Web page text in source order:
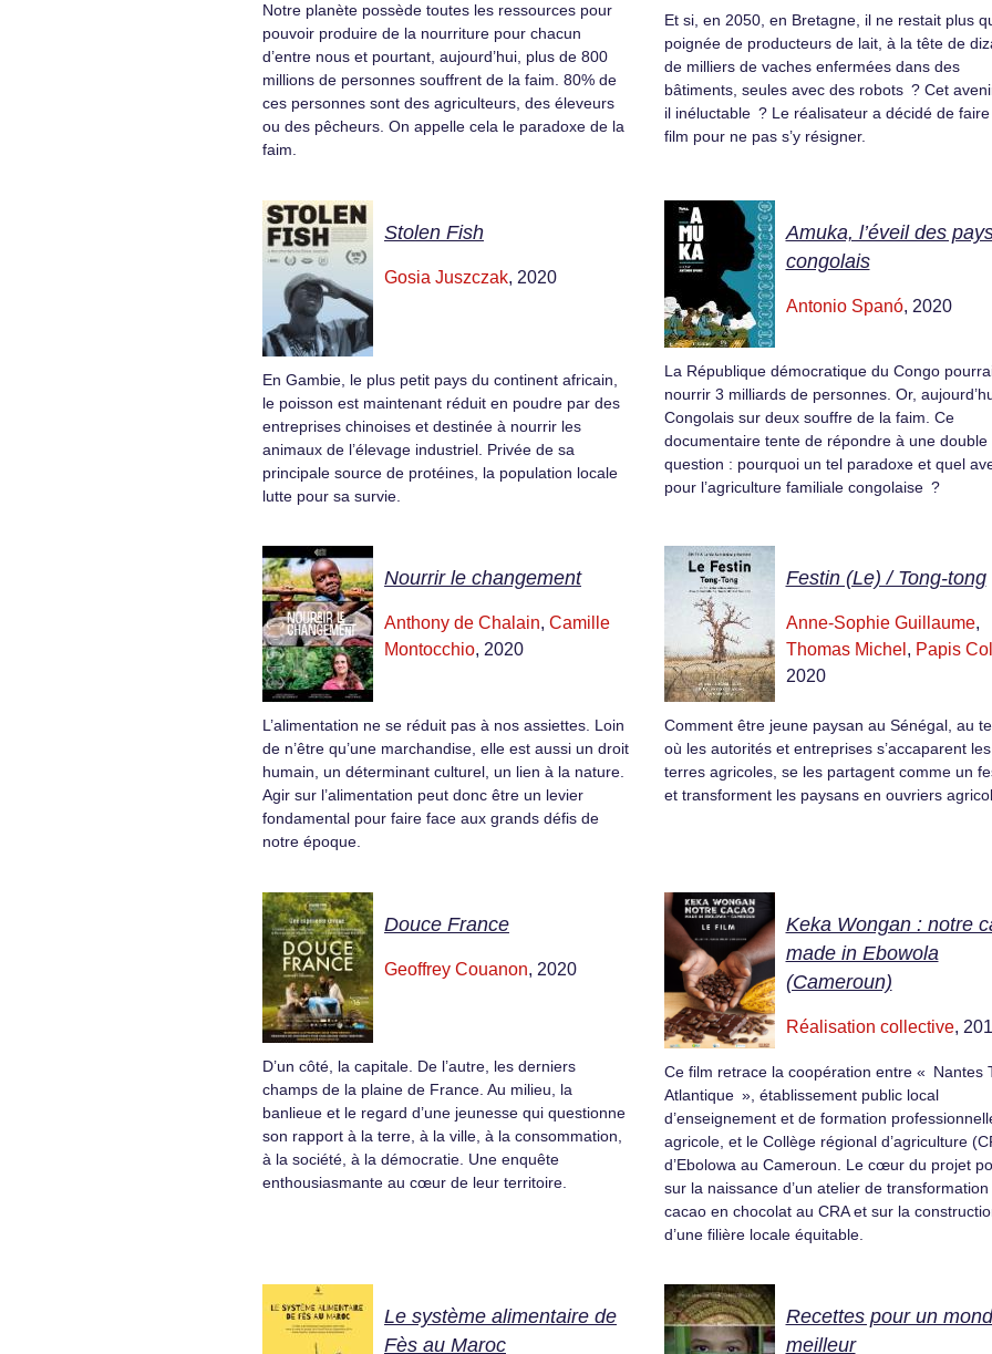
Notre planète possède toutes les ressources pour
pouvoir produire de la nourriture pour chacun
d’entre nous et pourtant, aujourd’hui, plus de 800
millions de personnes souffrent de la faim. 80% de
ces personnes sont des agriculteurs, des éleveurs
ou des pêcheurs. On appelle cela le paradoxe de la
faim.
Et si, en 2050, en Bretagne, il ne restait plus
poignée de producteurs de lait, à la tête de
de milliers de vaches enfermées dans des
bâtiments, seules avec des robots ? Cet
il inéluctable ? Le réalisateur a décidé de
film pour ne pas s’y résigner.
Stolen Fish
Gosia Juszczak, 2020
En Gambie, le plus petit pays du continent africain,
le poisson est maintenant réduit en poudre par des
entreprises chinoises et destinée à nourrir les
animaux de l’élevage industriel. Privée de sa
principale source de protéines, la population locale
lutte pour sa survie.
Amuka, l’éveil des
congolais
Antonio Spanó, 2020
La République démocratique du Congo
nourrir 3 milliards de personnes. Or,
Congolais sur deux souffre de la faim. Ce
documentaire tente de répondre à une double
question : pourquoi un tel paradoxe et quel
pour l’agriculture familiale congolaise ?
Nourrir le changement
Anthony de Chalain, Camille
Montocchio, 2020
L’alimentation ne se réduit pas à nos assiettes. Loin
de n’être qu’une marchandise, elle est aussi un droit
humain, un déterminant culturel, un lien à la nature.
Agir sur l’alimentation peut donc être un levier
fondamental pour faire face aux grands défis de
notre époque.
Festin (Le) / Tong-tong
Anne-Sophie Guillaume,
Thomas Michel , Papis
2020
Comment être jeune paysan au Sénégal, au
où les autorités et entreprises s’accaparent les
terres agricoles, se les partagent comme un
et transforment les paysans en ouvriers
Douce France
Geoffrey Couanon, 2020
D’un côté, la capitale. De l’autre, les derniers
champs de la plaine de France. Au milieu, la
banlieue et le regard d’une jeunesse qui questionne
son rapport à la terre, à la ville, à la consommation,
à la société, à la démocratie. Une enquête
enthousiasmante au cœur de leur territoire.
Keka Wongan : notre
made in Ebowola
(Cameroun)
Réalisation collective,
Ce film retrace la coopération entre « Nantes
Atlantique », établissement public local
d’enseignement et de formation
agricole, et le Collège régional d’agriculture
d’Ebolowa au Cameroun. Le cœur du projet
sur la naissance d’un atelier de transformation
cacao en chocolat au CRA et sur la
d’une filière locale équitable.
Le système alimentaire de
Fès au Maroc
Recettes pour un
meilleur